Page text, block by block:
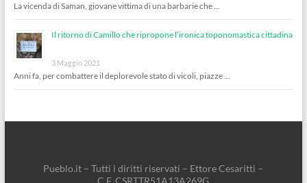
La vicenda di Saman, giovane vittima di una barbarie che …
Il ritorno di Camillo che ripropone l’ironica toponomastica cittadina
3 Maggio 2021
Anni fa, per combattere il deplorevole stato di vicoli, piazze …
Pueblo.it – Tutti i diritti riservati – Ettore Cesaritti –
C.F. CSRTTR51A13A269G